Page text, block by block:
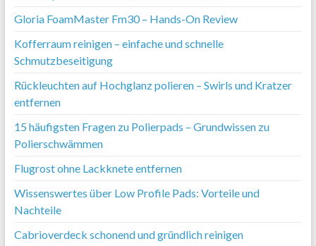
Gloria FoamMaster Fm30 – Hands-On Review
Kofferraum reinigen – einfache und schnelle
Schmutzbeseitigung
Rückleuchten auf Hochglanz polieren – Swirls und Kratzer
entfernen
15 häufigsten Fragen zu Polierpads – Grundwissen zu
Polierschwämmen
Flugrost ohne Lackknete entfernen
Wissenswertes über Low Profile Pads: Vorteile und
Nachteile
Cabrioverdeck schonend und gründlich reinigen